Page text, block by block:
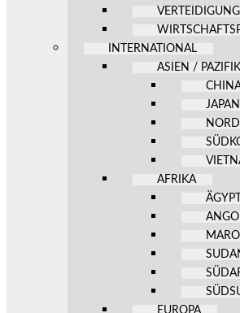
INTERNATIONAL
ASIEN / PAZIFIK
JAPAN
AFRIKA
EUROPA